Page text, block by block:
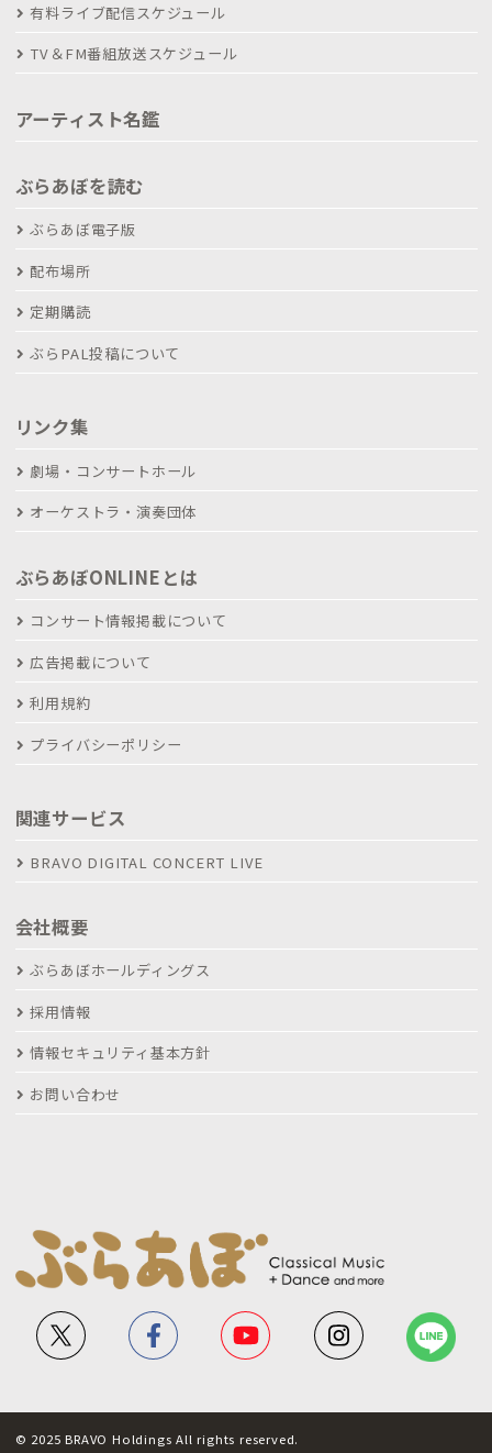
有料ライブ配信スケジュール
TV＆FM番組放送スケジュール
アーティスト名鑑
ぶらあぼを読む
ぶらあぼ電子版
配布場所
定期購読
ぶらPAL投稿について
リンク集
劇場・コンサートホール
オーケストラ・演奏団体
ぶらあぼONLINEとは
コンサート情報掲載について
広告掲載について
利用規約
プライバシーポリシー
関連サービス
BRAVO DIGITAL CONCERT LIVE
会社概要
ぶらあぼホールディングス
採用情報
情報セキュリティ基本方針
お問い合わせ
© 2025 BRAVO Holdings All rights reserved.